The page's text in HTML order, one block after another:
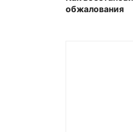
обжалования